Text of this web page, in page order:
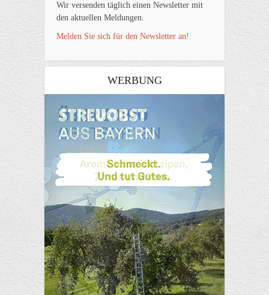
Wir versenden täglich einen Newsletter mit
den aktuellen Meldungen.
Melden Sie sich für den Newsletter an!
WERBUNG